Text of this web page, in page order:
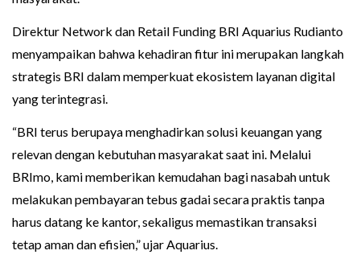
Direktur Network dan Retail Funding BRI Aquarius Rudianto
menyampaikan bahwa kehadiran fitur ini merupakan langkah
strategis BRI dalam memperkuat ekosistem layanan digital
yang terintegrasi.
“BRI terus berupaya menghadirkan solusi keuangan yang
relevan dengan kebutuhan masyarakat saat ini. Melalui
BRImo, kami memberikan kemudahan bagi nasabah untuk
melakukan pembayaran tebus gadai secara praktis tanpa
harus datang ke kantor, sekaligus memastikan transaksi
tetap aman dan efisien,” ujar Aquarius.